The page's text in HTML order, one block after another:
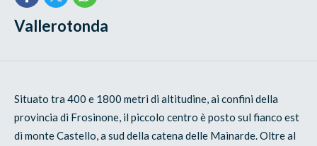
Vallerotonda
Situato tra 400 e 1800 metri di altitudine, ai confini della
provincia di Frosinone, il piccolo centro è posto sul fianco est
di monte Castello, a sud della catena delle Mainarde. Oltre al